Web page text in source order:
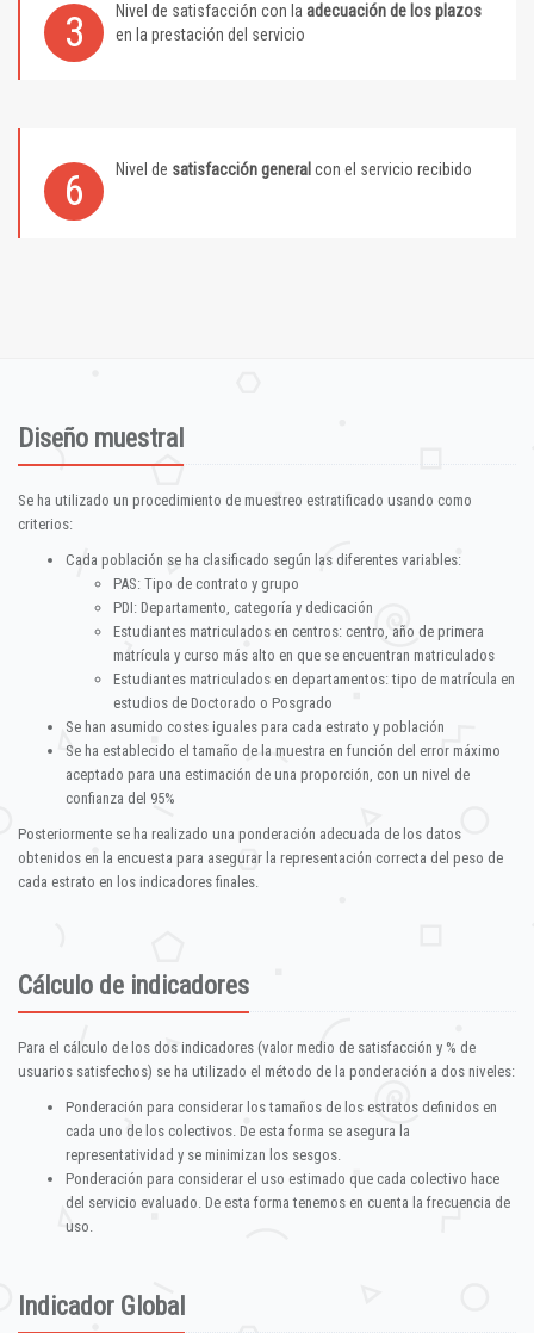
3 Nivel de satisfacción con la adecuación de los plazos
en la prestación del servicio
6 Nivel de satisfacción general con el servicio recibido
Diseño muestral
Se ha utilizado un procedimiento de muestreo estratificado usando como
criterios:
Cada población se ha clasificado según las diferentes variables:
PAS: Tipo de contrato y grupo
PDI: Departamento, categoría y dedicación
Estudiantes matriculados en centros: centro, año de primera
matrícula y curso más alto en que se encuentran matriculados
Estudiantes matriculados en departamentos: tipo de matrícula en
estudios de Doctorado o Posgrado
Se han asumido costes iguales para cada estrato y población
Se ha establecido el tamaño de la muestra en función del error máximo
aceptado para una estimación de una proporción, con un nivel de
confianza del 95%
Posteriormente se ha realizado una ponderación adecuada de los datos
obtenidos en la encuesta para asegurar la representación correcta del peso de
cada estrato en los indicadores finales.
Cálculo de indicadores
Para el cálculo de los dos indicadores (valor medio de satisfacción y % de
usuarios satisfechos) se ha utilizado el método de la ponderación a dos niveles:
Ponderación para considerar los tamaños de los estratos definidos en
cada uno de los colectivos. De esta forma se asegura la
representatividad y se minimizan los sesgos.
Ponderación para considerar el uso estimado que cada colectivo hace
del servicio evaluado. De esta forma tenemos en cuenta la frecuencia de
uso.
Indicador Global